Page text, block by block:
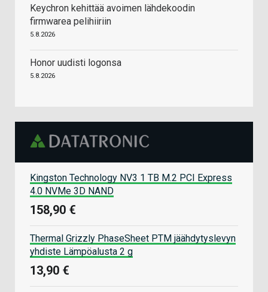
Keychron kehittää avoimen lähdekoodin
firmwarea pelihiiriin
5.8.2026
Honor uudisti logonsa
5.8.2026
Kingston Technology NV3 1 TB M.2 PCI Express
4.0 NVMe 3D NAND
158,90 €
Thermal Grizzly PhaseSheet PTM jäähdytyslevyn
yhdiste Lämpöalusta 2 g
13,90 €